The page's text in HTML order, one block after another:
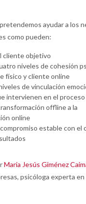
ayudar a los
como pueden:
cliente objetivo
niveles de cohesión
físico y cliente online
de vinculación
intervienen en el proceso
offline a la
online
estable con el
María Jesús Giménez
psicóloga experta en